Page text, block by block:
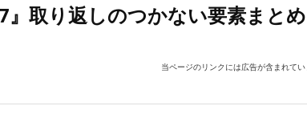
』取り返しのつかない要素まとめ
当ページのリンクには広告が含まれて